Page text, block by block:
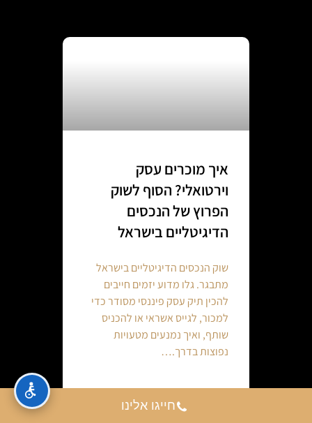
איך מוכרים עסק
וירטואלי? הסוף לשוק
הפרוץ של הנכסים
הדיגיטליים בישראל
שוק הנכסים הדיגיטליים בישראל
מתבגר. גלו מדוע יזמים חייבים
להכין תיק עסק פיננסי מסודר כדי
למכור, לגייס אשראי או להכניס
שותף, ואיך נמנעים מטעויות
נפוצות בדרך.…
Continue reading
חייגו אלינו